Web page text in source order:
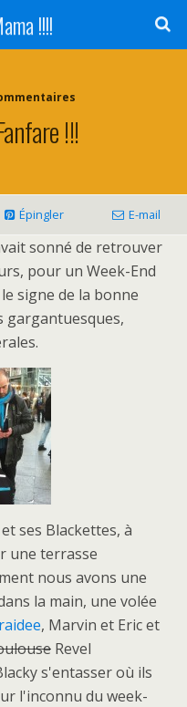
!!!!
!!!
Épingler E-mail
sonné de retrouver
pour un Week-End
signe de la bonne
gargantuesques,
et ses Blackettes, à
une terrasse
nous avons une
la main, une volée
, Marvin et Eric et
Revel
s'entasser où ils
l'inconnu du week-